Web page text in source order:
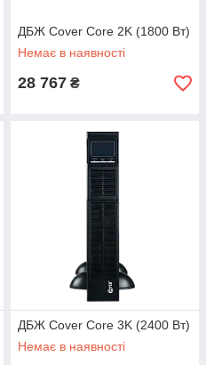
ДБЖ Cover Core 2K (1800 Вт)
Немає в наявності
28 767 ₴
ДБЖ Cover Core 3K (2400 Вт)
Немає в наявності